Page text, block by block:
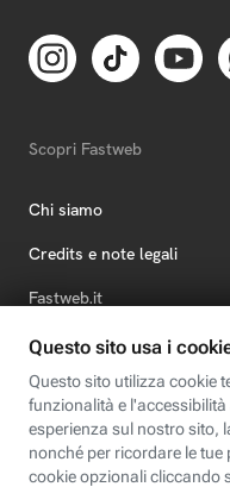
Scopri Fastweb
Chi siamo
Credits e note legali
Fastweb.it
Formazione
Fastweb Digital Academy
STEP FuturAbility District